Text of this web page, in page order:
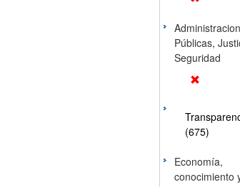
Públicas,
Seguridad
(675)
Economía,
conocimiento